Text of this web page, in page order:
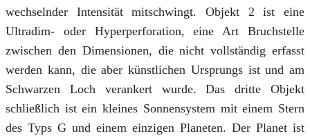
wechselnder Intensität mitschwingt. Objekt 2 ist eine
Ultradim- oder Hyperperforation, eine Art Bruchstelle
zwischen den Dimensionen, die nicht vollständig erfasst
werden kann, die aber künstlichen Ursprungs ist und am
Schwarzen Loch verankert wurde. Das dritte Objekt
schließlich ist ein kleines Sonnensystem mit einem Stern
des Typs G und einem einzigen Planeten. Der Planet ist